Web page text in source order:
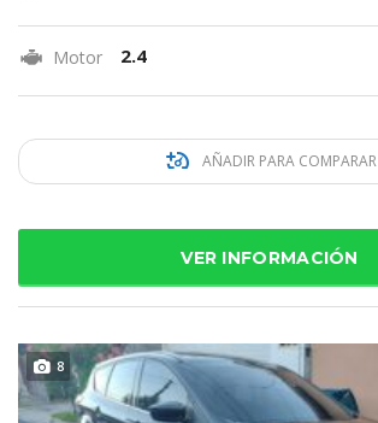
Motor 2.4
AÑADIR PARA COMPARAR
VER INFORMACIÓN
8